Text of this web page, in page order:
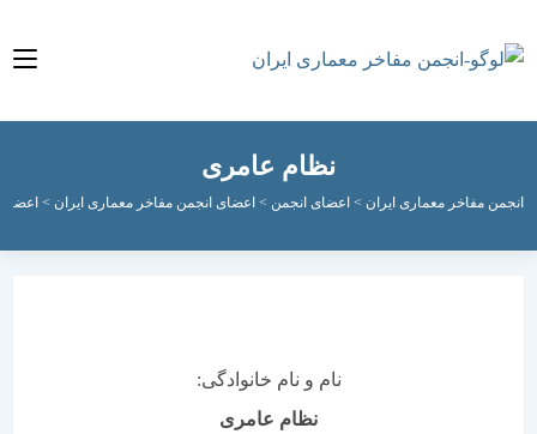
نظام عامری
معماری ایران>اعضای انجمن>اعضای انجمن مفاخر معماری ایران>اعضای جاوید>
نام و نام خانوادگی:
نظام عامری